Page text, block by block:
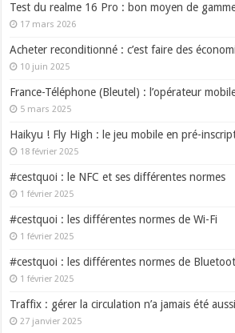
Test du realme 16 Pro : bon moyen de
17 mars 2026
Acheter reconditionné : c’est faire des
10 juin 2025
France-Téléphone (Bleutel) : l’opérateur
5 mars 2025
Haikyu ! Fly High : le jeu mobile en pré-
18 février 2025
#cestquoi : le NFC et ses différentes normes
1 février 2025
#cestquoi : les différentes normes de Wi-Fi
1 février 2025
#cestquoi : les différentes normes de
1 février 2025
Traffix : gérer la circulation n’a jamais été
27 janvier 2025